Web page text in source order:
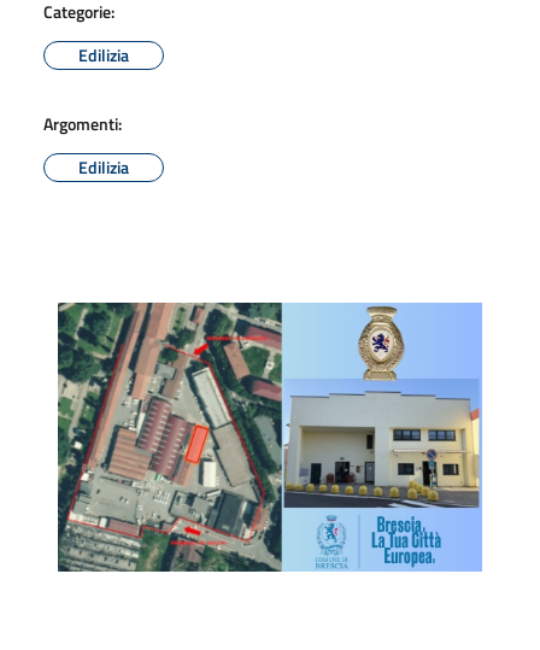
Categorie:
Edilizia
Argomenti:
Edilizia